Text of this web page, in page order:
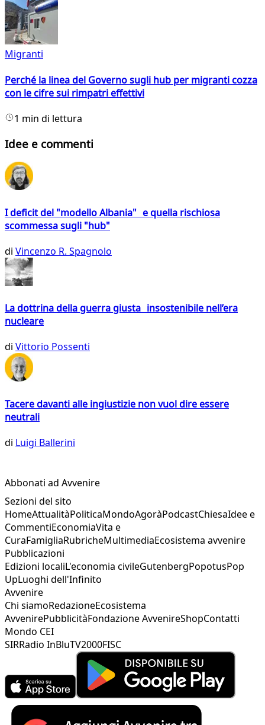
Migranti
Perché la linea del Governo sugli hub per migranti cozza
con le cifre sui rimpatri effettivi
1 min di lettura
Idee e commenti
I deficit del "modello Albania" e quella rischiosa
scommessa sugli "hub"
di Vincenzo R. Spagnolo
La dottrina della guerra giusta insostenibile nell’era
nucleare
di Vittorio Possenti
Tacere davanti alle ingiustizie non vuol dire essere
neutrali
di Luigi Ballerini
Abbonati ad Avvenire
Sezioni del sito
HomeAttualitàPoliticaMondoAgoràPodcastChiesaIdee e
CommentiEconomiaVita e
CuraFamigliaRubricheMultimediaEcosistema avvenire
Pubblicazioni
Edizioni localiL'economia civileGutenbergPopotusPop
UpLuoghi dell'Infinito
Avvenire
Chi siamoRedazioneEcosistema
AvvenirePubblicitàFondazione AvvenireShopContatti
Mondo CEI
SIRRadio InBluTV2000FISC